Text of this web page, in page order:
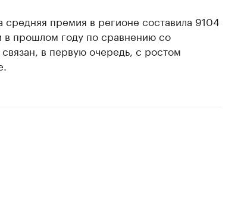
средняя премия в регионе составила 9104
в прошлом году по сравнению со
в первую очередь, с ростом